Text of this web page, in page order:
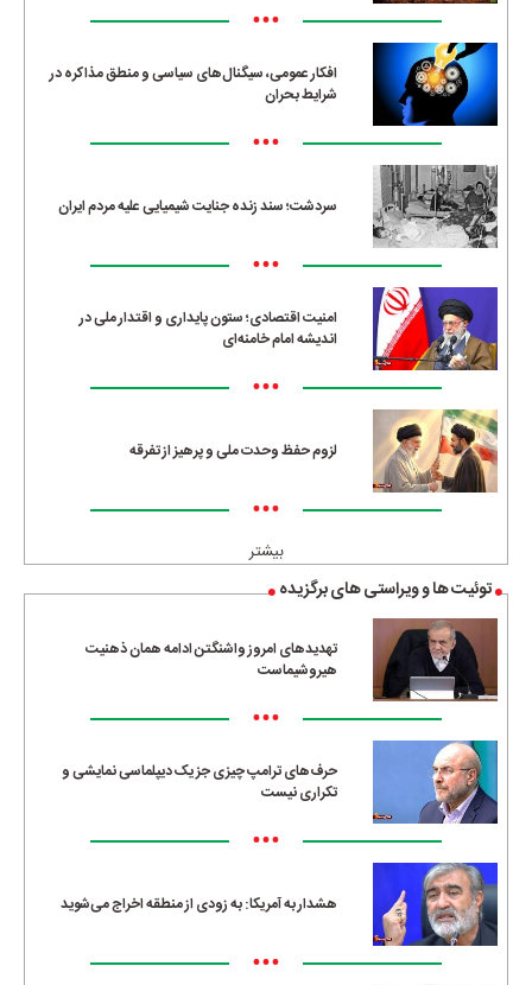
•••
افکار عمومی، سیگنال‌های سیاسی و منطق مذاکره در
شرایط بحران
•••
سردشت؛ سند زنده جنایت شیمیایی علیه مردم ایران
•••
امنیت اقتصادی؛ ستون پایداری و اقتدار ملی در
اندیشه امام خامنه‌ای
•••
لزوم حفظ وحدت ملی و پرهیز از تفرقه
•••
بیشتر
توئیت ها و ویراستی های برگزیده
تهدیدهای امروز واشنگتن ادامه همان ذهنیت
هیروشیماست
•••
حرف‌های ترامپ چیزی جز یک دیپلماسی نمایشی و
تکراری نیست
•••
هشدار به آمریکا: به زودی از منطقه اخراج می‌شوید
•••